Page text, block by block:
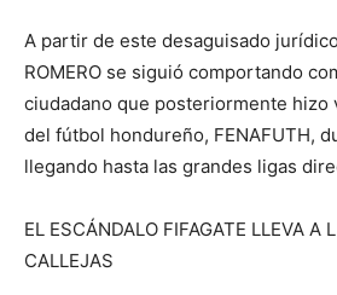
A partir de este desaguisado
ROMERO se siguió comportando
ciudadano que posteriormente hizo
del fútbol hondureño, FENAFUTH,
llegando hasta las grandes ligas
EL ESCÁNDALO FIFAGATE LLEVA A
CALLEJAS